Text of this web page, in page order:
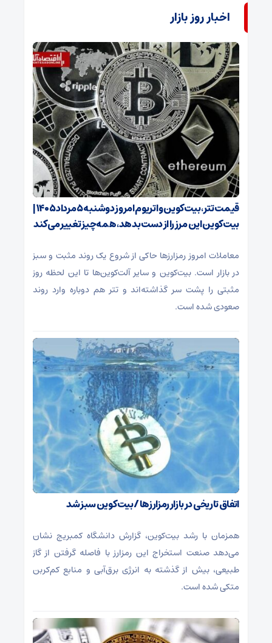
اخبار روز بازار
قیمت تتر، بیت‌کوین و اتریوم امروز دوشنبه ۵ مرداد ۱۴۰۵ |
بیت‌کوین این مرز را از دست بدهد، همه‌چیز تغییر می‌کند
معاملات امروز رمزارز‌ها حاکی از شروع یک روند مثبت و سبز
در بازار است. بیت‌کوین و سایر آلت‌کوین‌ها تا این لحظه روز
مثبتی را پشت سر گذاشته‌اند و تتر هم دوباره وارد روند
صعودی شده است.
اتفاق تاریخی در بازار رمزارزها / بیت‌کوین سبز شد
همزمان با رشد بیت‌کوین، گزارش دانشگاه کمبریج نشان
می‌دهد صنعت استخراج این رمزارز با فاصله گرفتن از گاز
طبیعی، بیش از گذشته به انرژی برق‌آبی و منابع کم‌کربن
متکی شده است.